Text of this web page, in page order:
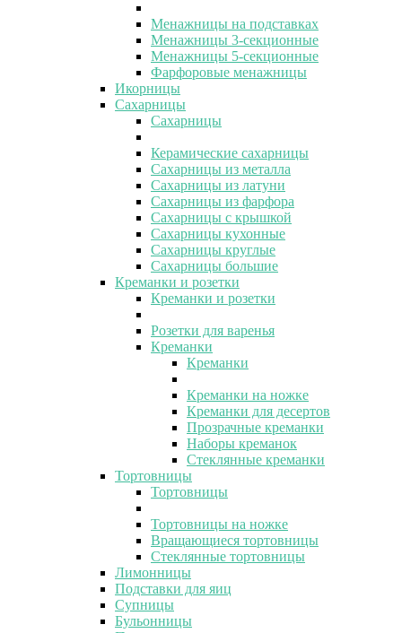
Менажницы на подставках
Менажницы 3-секционные
Менажницы 5-секционные
Фарфоровые менажницы
Икорницы
Сахарницы
Сахарницы
Керамические сахарницы
Сахарницы из металла
Сахарницы из латуни
Сахарницы из фарфора
Сахарницы с крышкой
Сахарницы кухонные
Сахарницы круглые
Сахарницы большие
Креманки и розетки
Креманки и розетки
Розетки для варенья
Креманки
Креманки
Креманки на ножке
Креманки для десертов
Прозрачные креманки
Наборы креманок
Стеклянные креманки
Тортовницы
Тортовницы
Тортовницы на ножке
Вращающиеся тортовницы
Стеклянные тортовницы
Лимонницы
Подставки для яиц
Супницы
Бульонницы